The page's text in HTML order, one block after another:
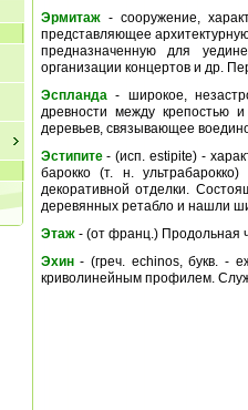
Эрмитаж - сооружение,
представляющее
предназначенную для
организации концертов и др.
Эспланда- широкое,
древности между крепостью
деревьев, связывающее
Эстипите- (исп. estipite) -
барокко (т. н.
декоративной отделки.
деревянных ретабло и нашли
Этаж- (от франц.) Продольная
Эхин- (греч. echinos, букв. -
криволинейным профилем.